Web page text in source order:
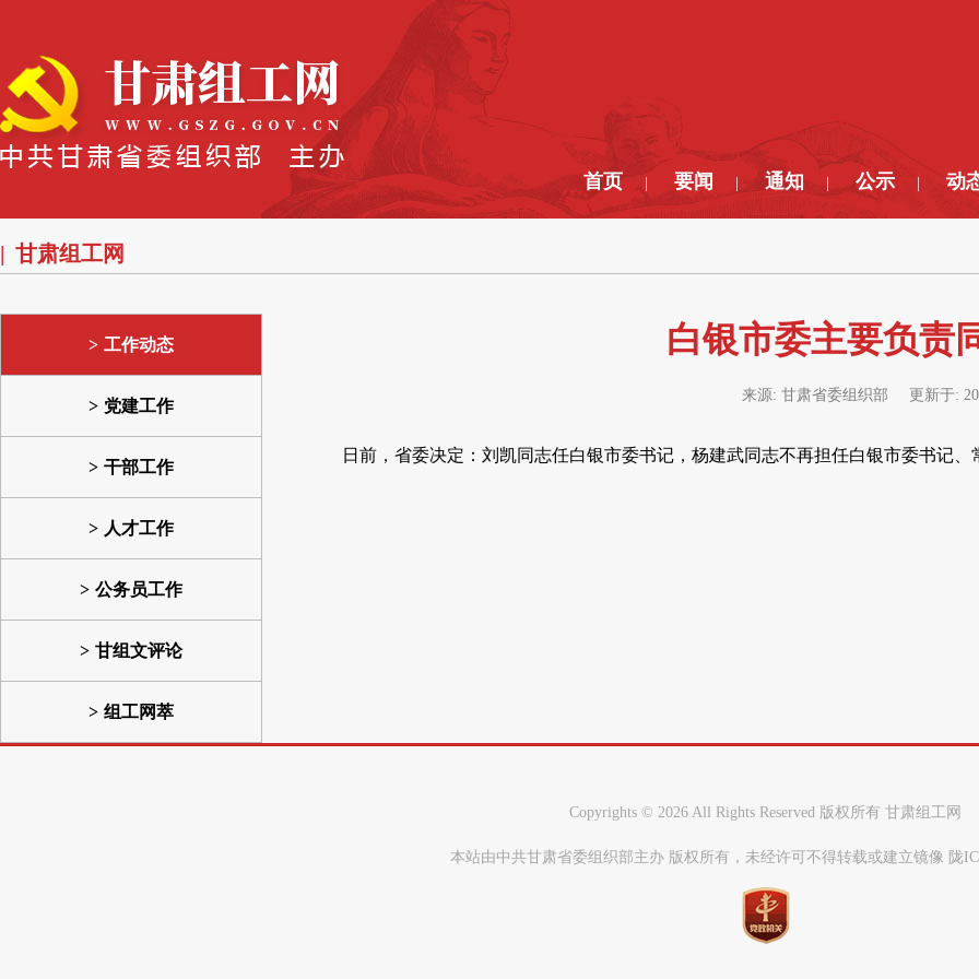
首页 要闻 通知 公示 动
甘肃组工网
工作动态
党建工作
干部工作
人才工作
公务员工作
甘组文评论
组工网萃
白银市委主要负责
来源: 甘肃省委组织部 更新于:
日前，省委决定：刘凯同志任白银市委书记，杨建武同志不再担任白银市委书记、
Copyrights © 2026 All Rights Reserved 版权所有 甘肃组工网
本站由中共甘肃省委组织部主办 版权所有，未经许可不得转载或建立镜像 陇